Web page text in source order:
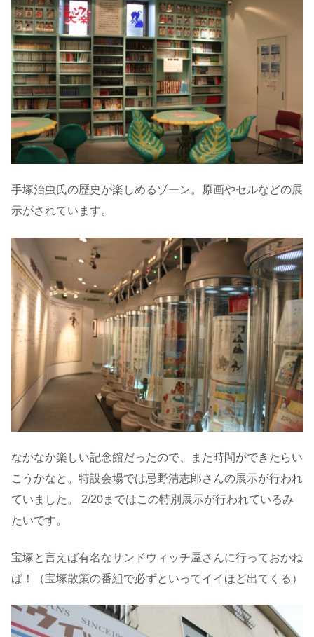
手塚治虫氏の歴史が楽しめるゾーン。原画やセルなどの展
示がされています。
なかなか楽しい記念館だったので、また時間ができたらい
こうかなと。特設会場では忌野清志郎さんの展示が行われ
ていました。 2/20まではこの特別展示が行われているみ
たいです。
宝塚と言えば有名なサンドウィッチ屋さんに行っておかね
ば！（宝塚散策の番組で必ずといってイイほど出てくる）